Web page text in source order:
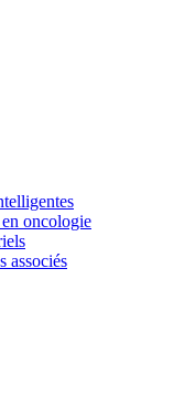
Visitez le catalogue
complet.
oncologie
associés